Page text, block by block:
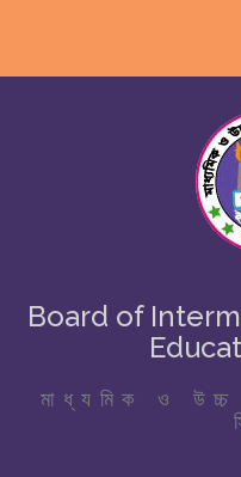
Board of
মাধ্যমিক ও উচ্চ